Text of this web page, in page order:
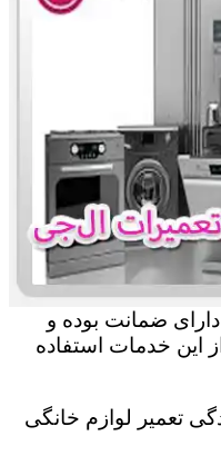
ضمانت بوده و
این خدمات استفاده
تعمیر لوازم خانگی